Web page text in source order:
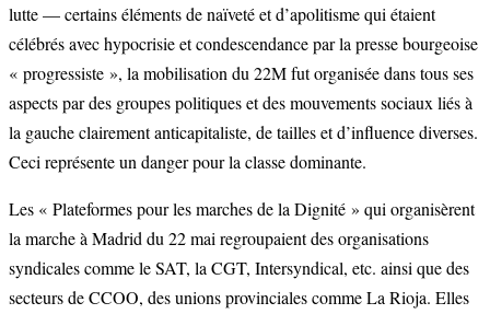
lutte — certains éléments de naïveté et d’apolitisme qui étaient
célébrés avec hypocrisie et condescendance par la presse bourgeoise
« progressiste », la mobilisation du 22M fut organisée dans tous ses
aspects par des groupes politiques et des mouvements sociaux liés à
la gauche clairement anticapitaliste, de tailles et d’influence diverses.
Ceci représente un danger pour la classe dominante.
Les « Plateformes pour les marches de la Dignité » qui organisèrent
la marche à Madrid du 22 mai regroupaient des organisations
syndicales comme le SAT, la CGT, Intersyndical, etc. ainsi que des
secteurs de CCOO, des unions provinciales comme La Rioja. Elles